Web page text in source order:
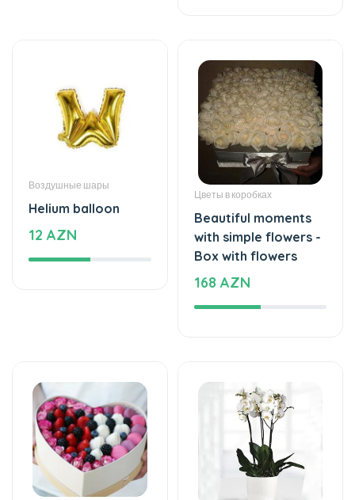
Воздушные шары
Helium balloon
12 AZN
Цветы в коробках
Beautiful moments
with simple flowers -
Box with flowers
168 AZN